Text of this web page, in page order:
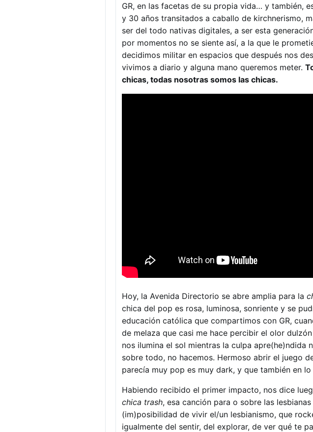
GR, en las facetas de su propia vida… y también,
y 30 años transitados a caballo de kirchnerismo,
ser del todo nativas digitales, a ser esta
por momentos no se siente así, a la que le
decidimos militar en espacios que después nos
vivimos a diario y alguna mano queremos meter.
chicas, todas nosotras somos las chicas.
Hoy, la Avenida Directorio se abre amplia para la
chica del pop es rosa, luminosa, sonriente y se
educación católica que compartimos con GR,
de melaza que casi me hace percibir el olor
nos ilumina el sol mientras la culpa apre(he)ndida
sobre todo, no hacemos. Hermoso abrir el juego
parecía muy pop es muy dark, y que también en
Habiendo recibido el primer impacto, nos dice
chica trash, esa canción para o sobre las
(im)posibilidad de vivir el/un lesbianismo, que
igualmente del sentir, del explorar, de ver qué te